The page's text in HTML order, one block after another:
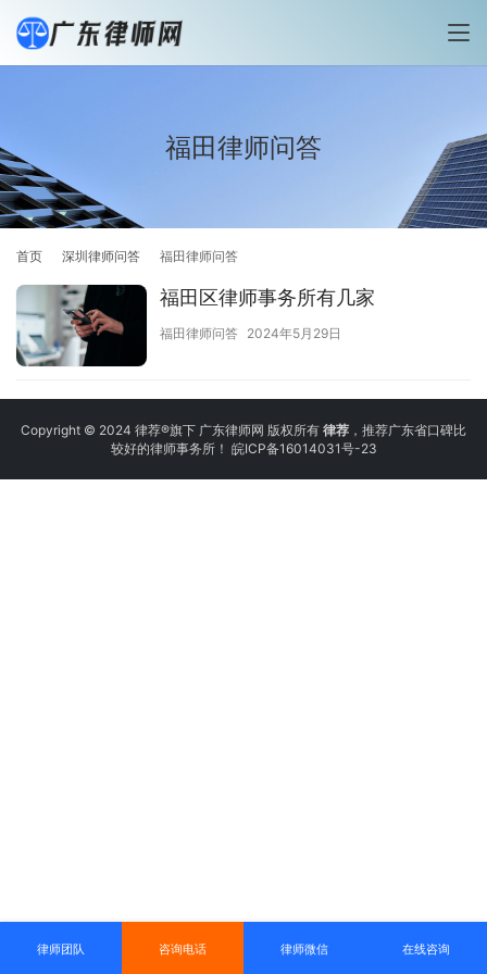
福田律师问答
首页 深圳律师问答 福田律师问答
福田区律师事务所有几家
福田律师问答 2024年5月29日
Copyright © 2024 律荐®旗下 广东律师网 版权所有 律荐 ，推荐广东省口碑比
较好的律师事务所！ 皖ICP备16014031号-23
律师团队 咨询电话 律师微信 在线咨询